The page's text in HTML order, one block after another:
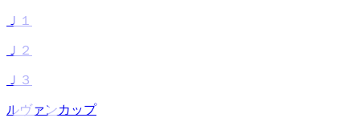
Ｊ１
Ｊ２
Ｊ３
ルヴァンカップ